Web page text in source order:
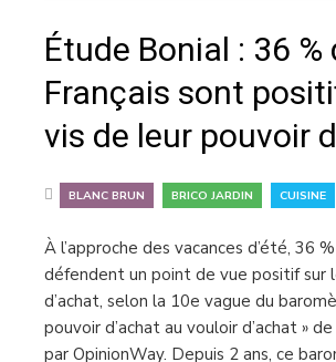
Étude Bonial : 36 %
Français sont
vis de leur pouvoir
BLANC BRUN BRICO JARDIN CUISINE
À l’approche des vacances d’été, 36
défendent un point de vue positif sur
d’achat, selon la 10e vague du
pouvoir d’achat au vouloir d’achat »
par OpinionWay. Depuis 2 ans, ce